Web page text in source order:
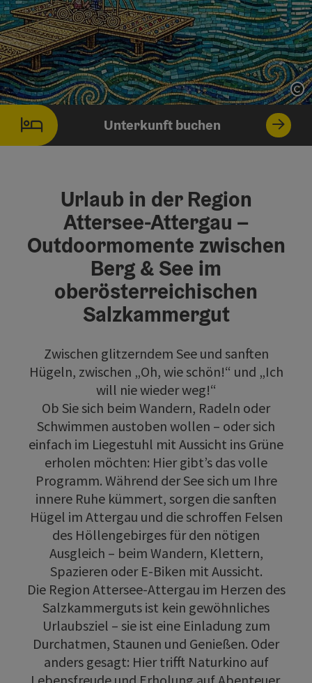
Unterkunft buchen
Urlaub in der Region
Attersee-Attergau –
Outdoormomente zwischen
Berg & See im
oberösterreichischen
Salzkammergut
Zwischen glitzerndem See und sanften
Hügeln, zwischen „Oh, wie schön!“ und „Ich
will nie wieder weg!“
Ob Sie sich beim Wandern, Radeln oder
Schwimmen austoben wollen – oder sich
einfach im Liegestuhl mit Aussicht ins Grüne
erholen möchten: Hier gibt’s das volle
Programm. Während der See sich um Ihre
innere Ruhe kümmert, sorgen die sanften
Hügel im Attergau und die schroffen Felsen
des Höllengebirges für den nötigen
Ausgleich – beim Wandern, Klettern,
Spazieren oder E-Biken mit Aussicht.
Die Region Attersee-Attergau im Herzen des
Salzkammerguts ist kein gewöhnliches
Urlaubsziel – sie ist eine Einladung zum
Durchatmen, Staunen und Genießen. Oder
anders gesagt: Hier trifft Naturkino auf